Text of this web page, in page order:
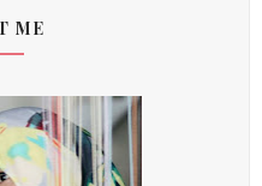
ME